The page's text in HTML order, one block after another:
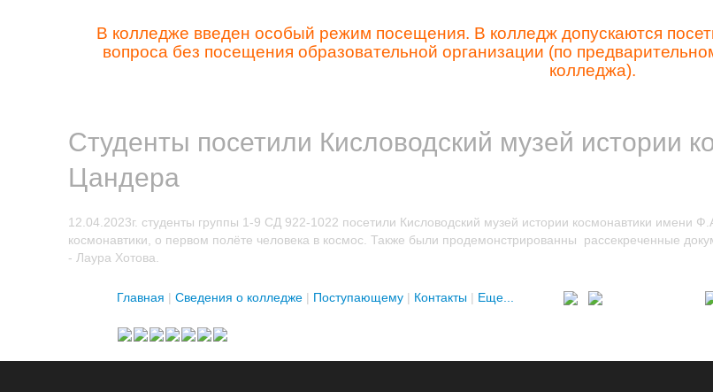
В колледже введен особый режим посещения. В колледж допускаются
вопроса без посещения образовательной организации (по
колледжа).
Студенты посетили Кисловодский музей истории
Цандера
12.04.2023г. студенты группы 1-9 СД 922-1022 посетили Кисловодский музей истории космонавтики имени
космонавтики, о первом полёте человека в космос. Также были продемонстрированны рассекреченные
- Лаура Хотова.
Главная | Сведения о колледже | Поступающему | Контакты | Еще...